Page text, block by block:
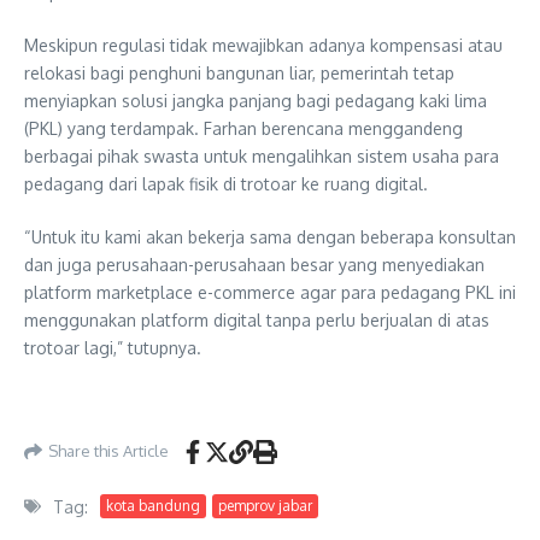
Meskipun regulasi tidak mewajibkan adanya kompensasi atau
relokasi bagi penghuni bangunan liar, pemerintah tetap
menyiapkan solusi jangka panjang bagi pedagang kaki lima
(PKL) yang terdampak. Farhan berencana menggandeng
berbagai pihak swasta untuk mengalihkan sistem usaha para
pedagang dari lapak fisik di trotoar ke ruang digital.
“Untuk itu kami akan bekerja sama dengan beberapa konsultan
dan juga perusahaan-perusahaan besar yang menyediakan
platform marketplace e-commerce agar para pedagang PKL ini
menggunakan platform digital tanpa perlu berjualan di atas
trotoar lagi,” tutupnya.
Share this Article
Tag: kota bandung pemprov jabar